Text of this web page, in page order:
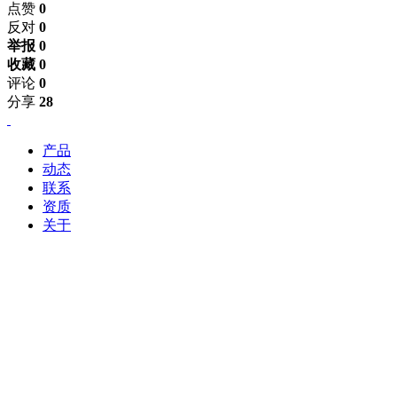
点赞 0
反对 0
举报 0
收藏 0
评论 0
分享 28
产品
动态
联系
资质
关于